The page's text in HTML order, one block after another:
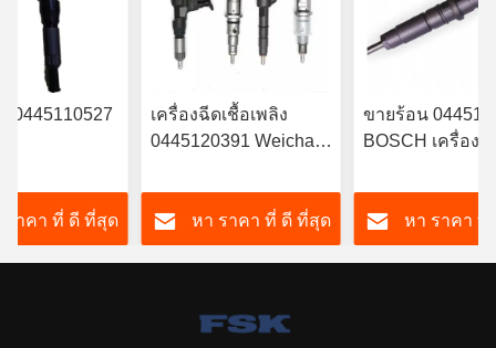
0445110527
ต์ เครื่องฉีด
อิเล็กทรอนิกส์
เชื้อเพลิง
ราคา ที่ ดี ที่สุด
เครื่องฉีดเชื้อเพลิง
0445120391 Weichai
เพลิง 612630090055
ทนทาน FSKG
หา ราคา ที่ ดี ที่สุด
ขายร้อน
BOSCH เครื่อง
รับ Mercedes
A6420701287
หา ราคา ที่